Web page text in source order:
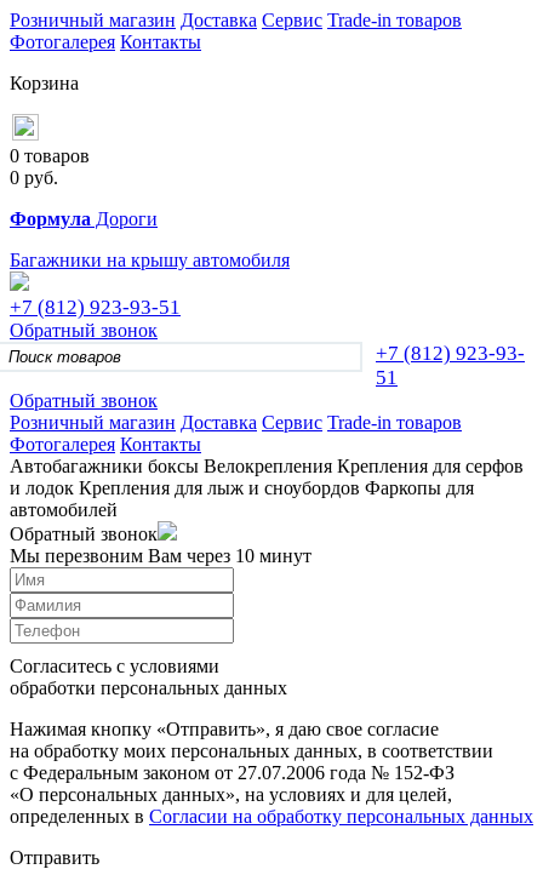
Розничный магазин Доставка Сервис Trade-in товаров
Фотогалерея Контакты
Корзина
0 товаров
0 руб.
Формула Дороги
Багажники на крышу автомобиля
+7 (812) 923-93-51
Обратный звонок
+7 (812) 923-93-
51
Обратный звонок
Розничный магазин Доставка Сервис Trade-in товаров
Фотогалерея Контакты
Автобагажники боксы Велокрепления Крепления для серфов
и лодок Крепления для лыж и сноубордов Фаркопы для
автомобилей
Обратный звонок
Мы перезвоним Вам через 10 минут
Согласитесь с условиями
обработки персональных данных
Нажимая кнопку «Отправить», я даю свое согласие
на обработку моих персональных данных, в соответствии
с Федеральным законом от 27.07.2006 года № 152-ФЗ
«О персональных данных», на условиях и для целей,
определенных в Согласии на обработку персональных данных
Отправить